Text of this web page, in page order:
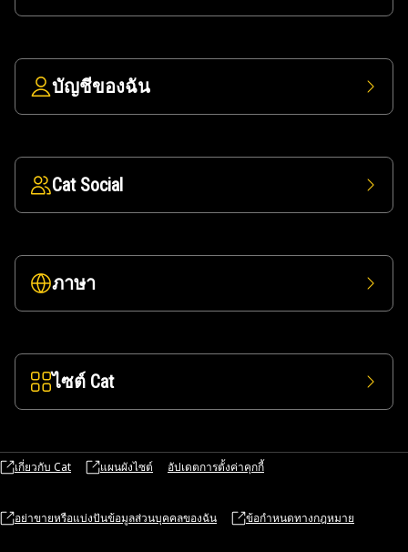
บัญชีของฉัน
Cat Social
ภาษา
ไซต์ Cat
เกี่ยวกับ Cat แผนผังไซต์ อัปเดตการตั้งค่าคุกกี้
อย่าขายหรือแบ่งปันข้อมูลส่วนบุคคลของฉัน ข้อกำหนดทางกฎหมาย